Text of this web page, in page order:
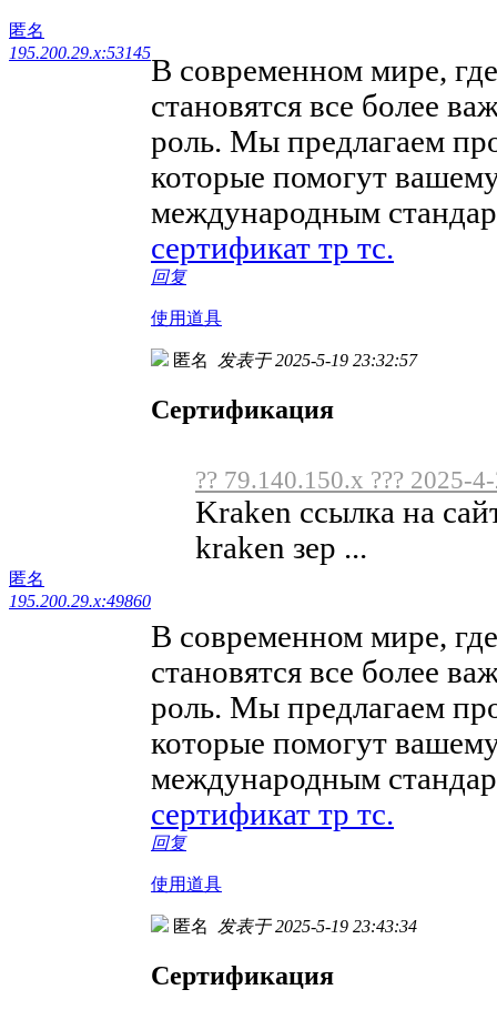
匿名
195.200.29.x:53145
В современном мире,
становятся все более
роль. Мы предлагаем
которые помогут
международным
сертификат тр тс.
回复
使用道具
匿名
195.200.29.x:49860
匿名 发表于 2025-5-19 23:32:57
Сертификация
?? 79.140.150.x ??? 2025-
Kraken ссылка на
kraken зер ...
В современном мире,
становятся все более
роль. Мы предлагаем
которые помогут
международным
сертификат тр тс.
回复
使用道具
匿名 发表于 2025-5-19 23:43:34
Сертификация